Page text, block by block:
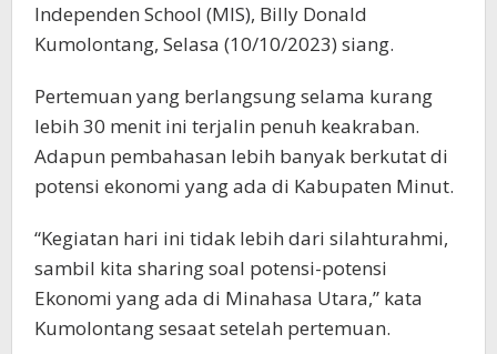
Independen School (MIS), Billy Donald
Kumolontang, Selasa (10/10/2023) siang.
Pertemuan yang berlangsung selama kurang
lebih 30 menit ini terjalin penuh keakraban.
Adapun pembahasan lebih banyak berkutat di
potensi ekonomi yang ada di Kabupaten Minut.
“Kegiatan hari ini tidak lebih dari silahturahmi,
sambil kita sharing soal potensi-potensi
Ekonomi yang ada di Minahasa Utara,” kata
Kumolontang sesaat setelah pertemuan.